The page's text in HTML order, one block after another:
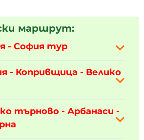
маршрут:
- София тур
- Копривщица - Велико
търново - Арбанаси -